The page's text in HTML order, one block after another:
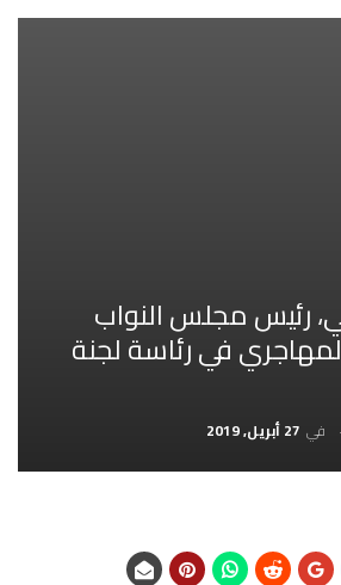
رئيس مجلس النواب
في رئاسة لجنة
في 27 أبريل, 2019